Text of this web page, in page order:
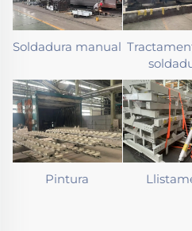
Soldadura manual
Pintura